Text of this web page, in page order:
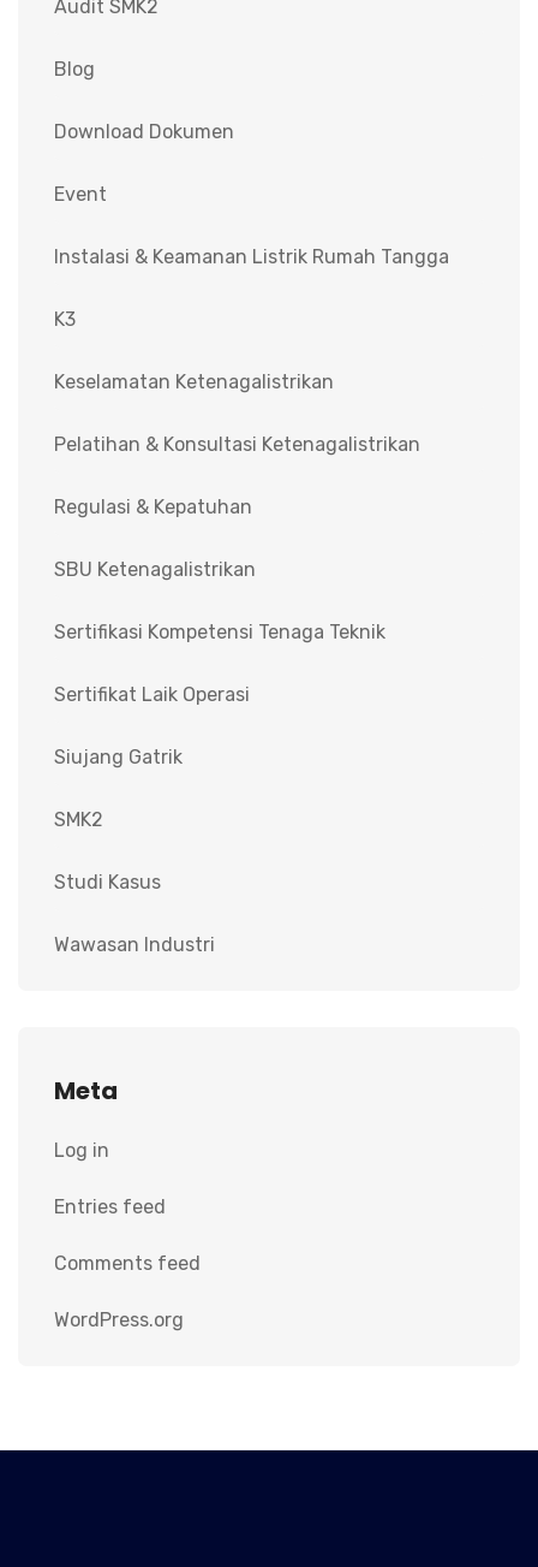
Audit SMK2
Blog
Download Dokumen
Event
Instalasi & Keamanan Listrik Rumah Tangga
K3
Keselamatan Ketenagalistrikan
Pelatihan & Konsultasi Ketenagalistrikan
Regulasi & Kepatuhan
SBU Ketenagalistrikan
Sertifikasi Kompetensi Tenaga Teknik
Sertifikat Laik Operasi
Siujang Gatrik
SMK2
Studi Kasus
Wawasan Industri
Meta
Log in
Entries feed
Comments feed
WordPress.org